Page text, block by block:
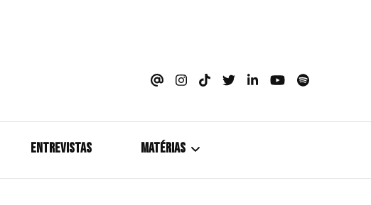
ENTREVISTAS MATÉRIAS